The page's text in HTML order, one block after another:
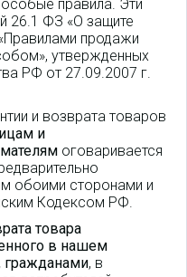
правила. Эти
26.1 ФЗ «О защите
продажи
утвержденных
РФ от 27.09.2007 г.
и возврата товаров
и
оговаривается
обоими сторонами и
Кодексом РФ.
товара
в нашем
гражданами, в